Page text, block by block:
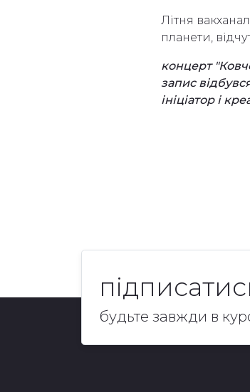
Літня
планети,
концерт
запис
ініціатор і
будьте завжди в